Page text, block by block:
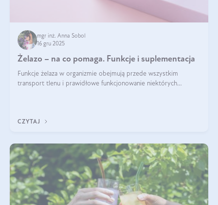
mgr inż. Anna Sobol
16 gru 2025
Żelazo – na co pomaga. Funkcje i suplementacja
Funkcje żelaza w organizmie obejmują przede wszystkim
transport tlenu i prawidłowe funkcjonowanie niektórych
CZYTAJ